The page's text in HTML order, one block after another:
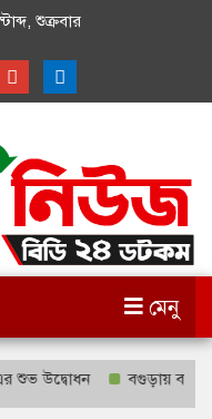
, শুক্রবার
মেনু
উদ্বোধন বগুড়ায়